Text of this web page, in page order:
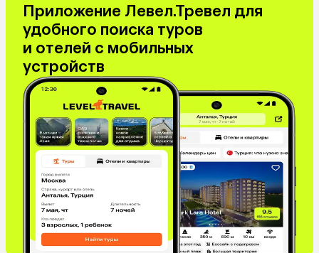
Приложение Левел.Тревел для
удобного поиска туров
и отелей с мобильных
устройств